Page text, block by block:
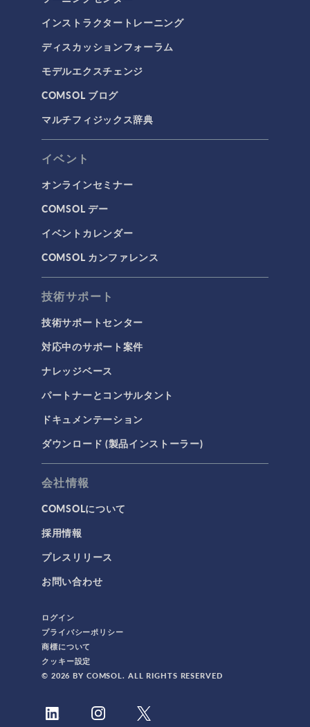
インストラクタートレーニング
ディスカッションフォーラム
モデルエクスチェンジ
COMSOL ブログ
マルチフィジックス辞典
イベント
オンラインセミナー
COMSOL デー
イベントカレンダー
COMSOL カンファレンス
技術サポート
技術サポートセンター
対応中のサポート案件
ナレッジベース
パートナーとコンサルタント
ドキュメンテーション
ダウンロード (製品インストーラー)
会社情報
COMSOLについて
採用情報
プレスリリース
お問い合わせ
ログイン
プライバシーポリシー
商標について
クッキー設定
© 2026 BY COMSOL. ALL RIGHTS RESERVED